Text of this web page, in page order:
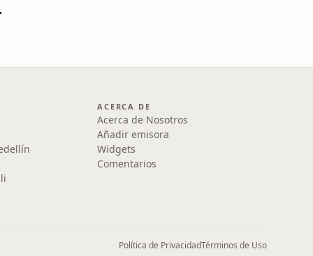
ACERCA DE
Acerca de Nosotros
Añadir emisora
Widgets
Comentarios
Política de PrivacidadTérminos de Uso